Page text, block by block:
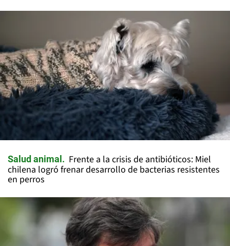
Salud animal
Frente a la crisis de antibióticos: Miel
chilena logró frenar desarrollo de bacterias resistentes
en perros